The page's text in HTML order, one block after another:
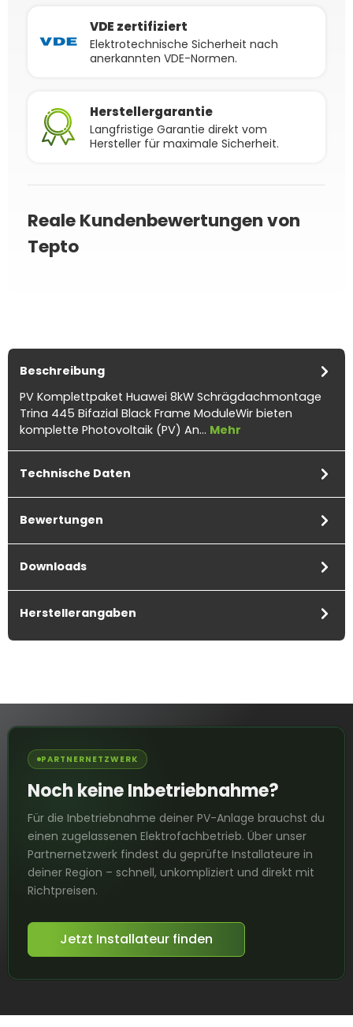
VDE zertifiziert
Elektrotechnische Sicherheit nach
anerkannten VDE-Normen.
Herstellergarantie
Langfristige Garantie direkt vom
Hersteller für maximale Sicherheit.
Reale Kundenbewertungen von
Tepto
Beschreibung
PV Komplettpaket Huawei 8kW Schrägdachmontage
Trina 445 Bifazial Black Frame ModuleWir bieten
komplette Photovoltaik (PV) An… Mehr
Technische Daten
Bewertungen
Downloads
Herstellerangaben
PARTNERNETZWERK
Noch keine Inbetriebnahme?
Für die Inbetriebnahme deiner PV-Anlage brauchst du
einen zugelassenen Elektrofachbetrieb. Über unser
Partnernetzwerk findest du geprüfte Installateure in
deiner Region – schnell, unkompliziert und direkt mit
Richtpreisen.
Jetzt Installateur finden